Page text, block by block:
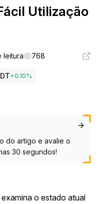
Utilização
leitura 768
+0.10%
do artigo e avalie o
30 segundos!
o estado atual